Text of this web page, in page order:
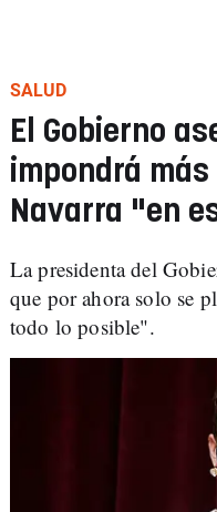
SALUD
El Gobierno
impondrá
Navarra "en
La presidenta del
que por ahora solo se
todo lo posible".